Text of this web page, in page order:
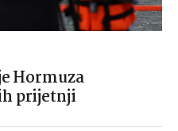
Hormuza
prijetnji